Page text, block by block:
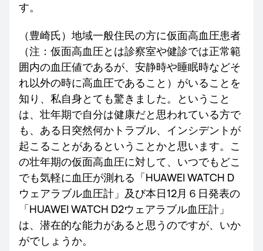
す。
（豊崎氏）地域一般住民の方に仮面高血圧患者
（注：仮面高血圧とは診察室や健診では正常範
囲内の血圧値であるが、安静時や睡眠時などそ
れ以外の時に高血圧であること）がいることを
知り、私自身とても驚きました。ということ
は、壮年期で自分は健康だと思われている方で
も、ある日突然何かトラブル、インシデントが
起こることがあるということかと思います。こ
の壮年期の仮面高血圧に対して、いつでもどこ
でも気軽に血圧が測れる「HUAWEI WATCH D
ウェアラブル血圧計」及び本日12月６日発表の
「HUAWEI WATCH D2ウェアラブル血圧計」
は、潜在的な能力があると思うのですが、いか
がでしょうか。